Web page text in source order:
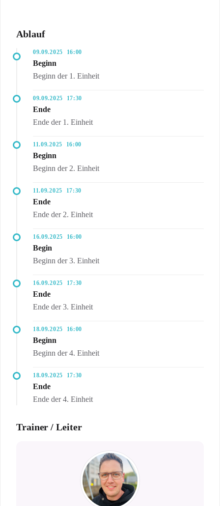
Ablauf
09.09.2025 16:00
Beginn
Beginn der 1. Einheit
09.09.2025 17:30
Ende
Ende der 1. Einheit
11.09.2025 16:00
Beginn
Beginn der 2. Einheit
11.09.2025 17:30
Ende
Ende der 2. Einheit
16.09.2025 16:00
Begin
Beginn der 3. Einheit
16.09.2025 17:30
Ende
Ende der 3. Einheit
18.09.2025 16:00
Beginn
Beginn der 4. Einheit
18.09.2025 17:30
Ende
Ende der 4. Einheit
Trainer / Leiter